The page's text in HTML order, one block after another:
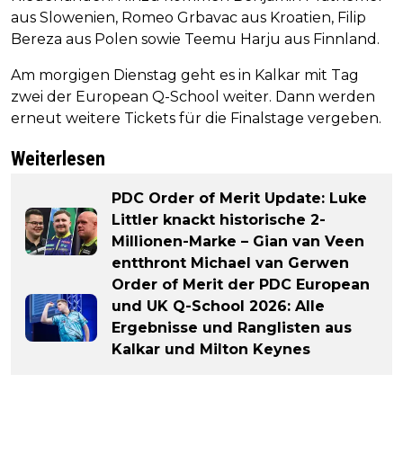
aus Slowenien, Romeo Grbavac aus Kroatien, Filip
Bereza aus Polen sowie Teemu Harju aus Finnland.
Am morgigen Dienstag geht es in Kalkar mit Tag
zwei der European Q-School weiter. Dann werden
erneut weitere Tickets für die Finalstage vergeben.
Weiterlesen
PDC Order of Merit Update: Luke
Littler knackt historische 2-
Millionen-Marke – Gian van Veen
entthront Michael van Gerwen
Order of Merit der PDC European
und UK Q-School 2026: Alle
Ergebnisse und Ranglisten aus
Kalkar und Milton Keynes